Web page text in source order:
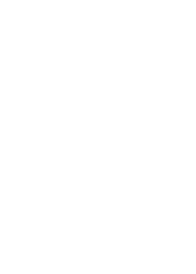
By continuing to browse this website, you
you can access our